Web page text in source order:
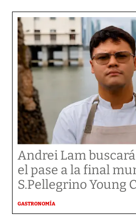
Andrei Lam
el pase a la final
S.Pellegrino Young
GASTRONOMÍA